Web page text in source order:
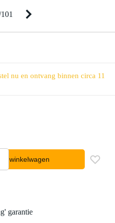
101
nu en ontvang binnen circa 11
In winkelwagen
garantie